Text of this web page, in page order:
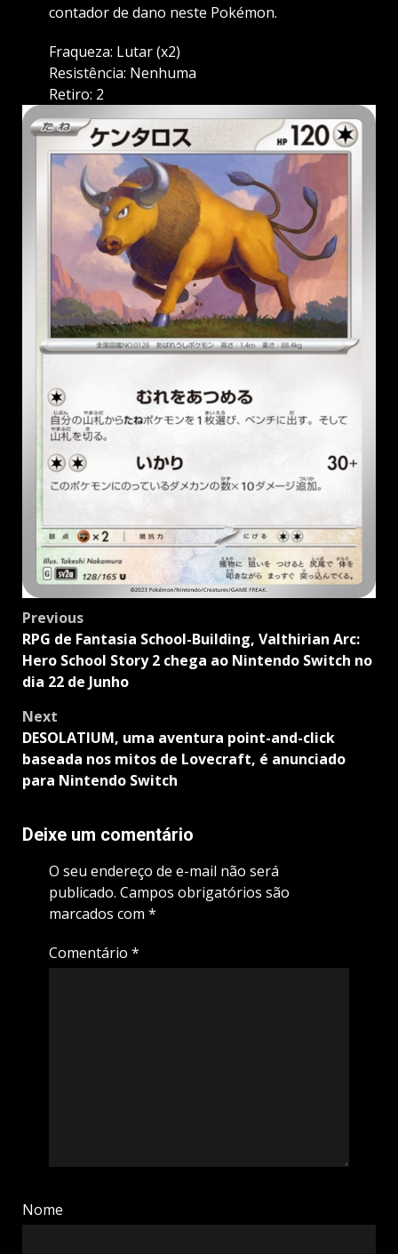
contador de dano neste Pokémon.
Fraqueza: Lutar (x2)
Resistência: Nenhuma
Retiro: 2
Post
navigation
Previous
RPG de Fantasia School-Building, Valthirian Arc:
Hero School Story 2 chega ao Nintendo Switch no
dia 22 de Junho
Next
DESOLATIUM, uma aventura point-and-click
baseada nos mitos de Lovecraft, é anunciado
para Nintendo Switch
Deixe um comentário
O seu endereço de e-mail não será
publicado. Campos obrigatórios são
marcados com *
Comentário *
Nome